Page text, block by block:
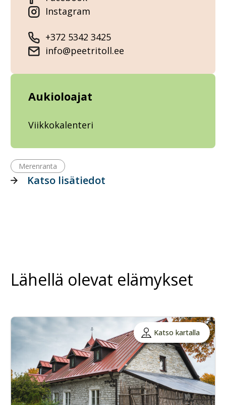
Instagram
+372 5342 3425
info@peetritoll.ee
Aukioloajat
Viikkokalenteri
Merenranta
Katso lisätiedot
Lähellä olevat elämykset
Katso kartalla